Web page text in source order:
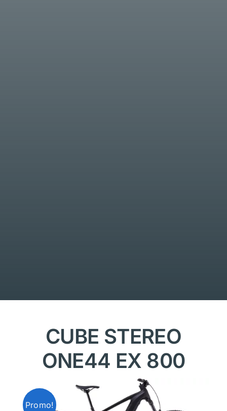
CUBE STEREO
ONE44 EX 800
Promo!